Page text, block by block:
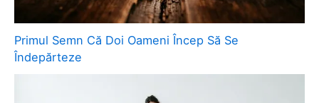
Primul Semn Că Doi Oameni Încep Să Se
Îndepărteze